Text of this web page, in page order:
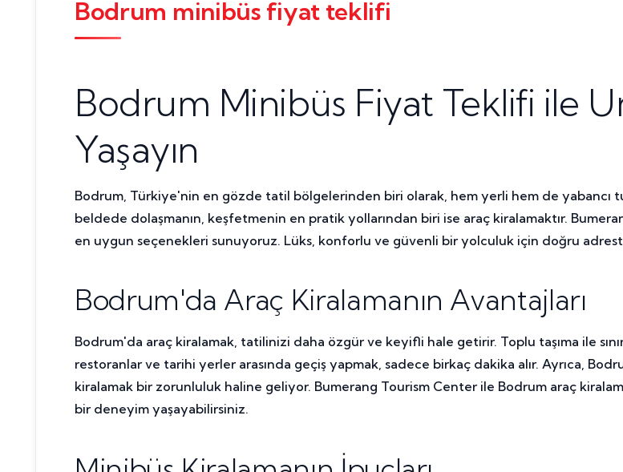
Bodrum minibüs fiyat teklifi
Bodrum Minibüs Fiyat Teklifi ile
Yaşayın
Bodrum, Türkiye'nin en gözde tatil bölgelerinden biri olarak, hem yerli hem de yabancı
beldede dolaşmanın, keşfetmenin en pratik yollarından biri ise araç kiralamaktır.
en uygun seçenekleri sunuyoruz. Lüks, konforlu ve güvenli bir yolculuk için doğru
Bodrum'da Araç Kiralamanın Avantajları
Bodrum'da araç kiralamak, tatilinizi daha özgür ve keyifli hale getirir. Toplu taşıma ile
restoranlar ve tarihi yerler arasında geçiş yapmak, sadece birkaç dakika alır. Ayrıca,
kiralamak bir zorunluluk haline geliyor. Bumerang Tourism Center ile Bodrum araç
bir deneyim yaşayabilirsiniz.